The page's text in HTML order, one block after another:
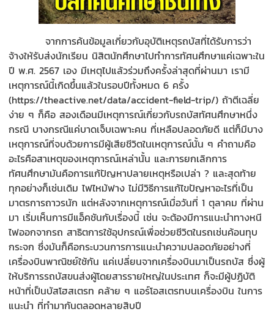
จากการค้นข้อมูลเกี่ยวกับอุบัติเหตุรถบัสที่ได้รับการว่า
จ้างให้รับส่งนักเรียน นิสิตนักศึกษาไปทำการทัศนศึกษาแค่เฉพาะใน
ปี พ.ศ. 2567 เอง มีเหตุไปแล้วร่วมถึงครั้งล่าสุดที่ผ่านมา เรามี
เหตุการณ์นี้เกิดขึ้นแล้วในรอบปีทั้งหมด 6 ครั้ง
(https://theactive.net/data/accident-field-trip/) ถ้าตีเฉลี่ย
ง่าย ๆ ก็คือ สองเดือนมีเหตุการณ์เกี่ยวกับรถบัสทัศนศึกษาหนึ่ง
กรณี บางกรณีแค่บาดเจ็บเฉพาะคน ที่เหลือปลอดภัยดี แต่ก็มีบาง
เหตุการณ์ที่จบด้วยการมีผู้เสียชีวิตในเหตุการณ์นั้น ๆ คำถามคือ
อะไรคือสาเหตุของเหตุการณ์เหล่านั้น และการยกเลิกการ
ทัศนศึกษามันคือการแก้ปัญหาปลายเหตุหรือเปล่า ? และสุดท้าย
ทุกอย่างก็เช่นเดิม ไฟไหม้ฟาง ไม่มีวิธีการแก้ไขปัญหาอะไรที่เป็น
มาตรการถาวรนัก แต่หลังจากเหตุการณ์เมื่อวันที่ 1 ตุลาคม ที่ผ่าน
มา เริ่มเห็นการมีแอ็คชันกับเรื่องนี้ เช่น จะต้องมีการแนะนำทางหนี
ไฟออกจากรถ สาธิตการใช้อุปกรณ์เพื่อช่วยชีวิตในรถเช่นค้อนทุบ
กระจก ซึ่งมันก็คือกระบวนการการแนะนำความปลอดภัยอย่างที่
เครื่องบินพาณิชย์ใช้กัน แค่เปลี่ยนจากเครื่องบินมาเป็นรถบัส ซึ่งผู้
ให้บริการรถบัสขนส่งผู้โดยสารรายใหญ่ในประเทศ ก็จะมีผู้ปฏิบัติ
หน้าที่เป็นบัสโฮสเตรท คล้าย ๆ แอร์โอสเตรทบนเครื่องบิน ในการ
แนะนำ ที่ทำมากันตลอดหลายสิบปี